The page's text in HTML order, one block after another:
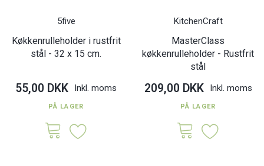
5five
Køkkenrulleholder i rustfrit
stål - 32 x 15 cm.
55,00 DKK Inkl. moms
PÅ LAGER
KitchenCraft
MasterClass
køkkenrulleholder - Rustfrit
stål
209,00 DKK Inkl. moms
PÅ LAGER